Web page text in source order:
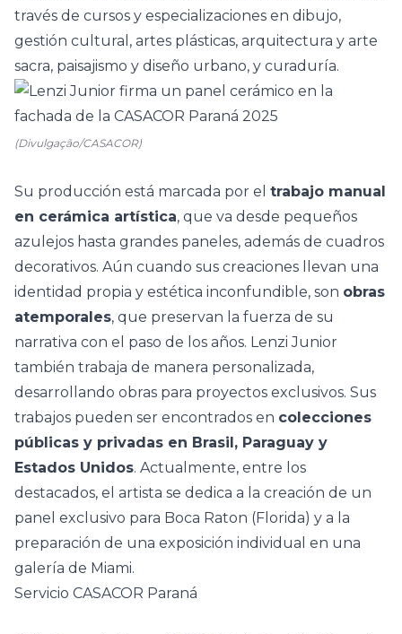
través de cursos y especializaciones en dibujo,
gestión cultural, artes plásticas, arquitectura y arte
sacra, paisajismo y diseño urbano, y curaduría.
(Divulgação/CASACOR)
Su producción está marcada por el trabajo manual
en cerámica artística, que va desde pequeños
azulejos hasta grandes paneles, además de cuadros
decorativos. Aún cuando sus creaciones llevan una
identidad propia y estética inconfundible, son obras
atemporales, que preservan la fuerza de su
narrativa con el paso de los años. Lenzi Junior
también trabaja de manera personalizada,
desarrollando obras para proyectos exclusivos. Sus
trabajos pueden ser encontrados en colecciones
públicas y privadas en Brasil, Paraguay y
Estados Unidos. Actualmente, entre los
destacados, el artista se dedica a la creación de un
panel exclusivo para Boca Raton (Florida) y a la
preparación de una exposición individual en una
galería de Miami.
Servicio CASACOR Paraná